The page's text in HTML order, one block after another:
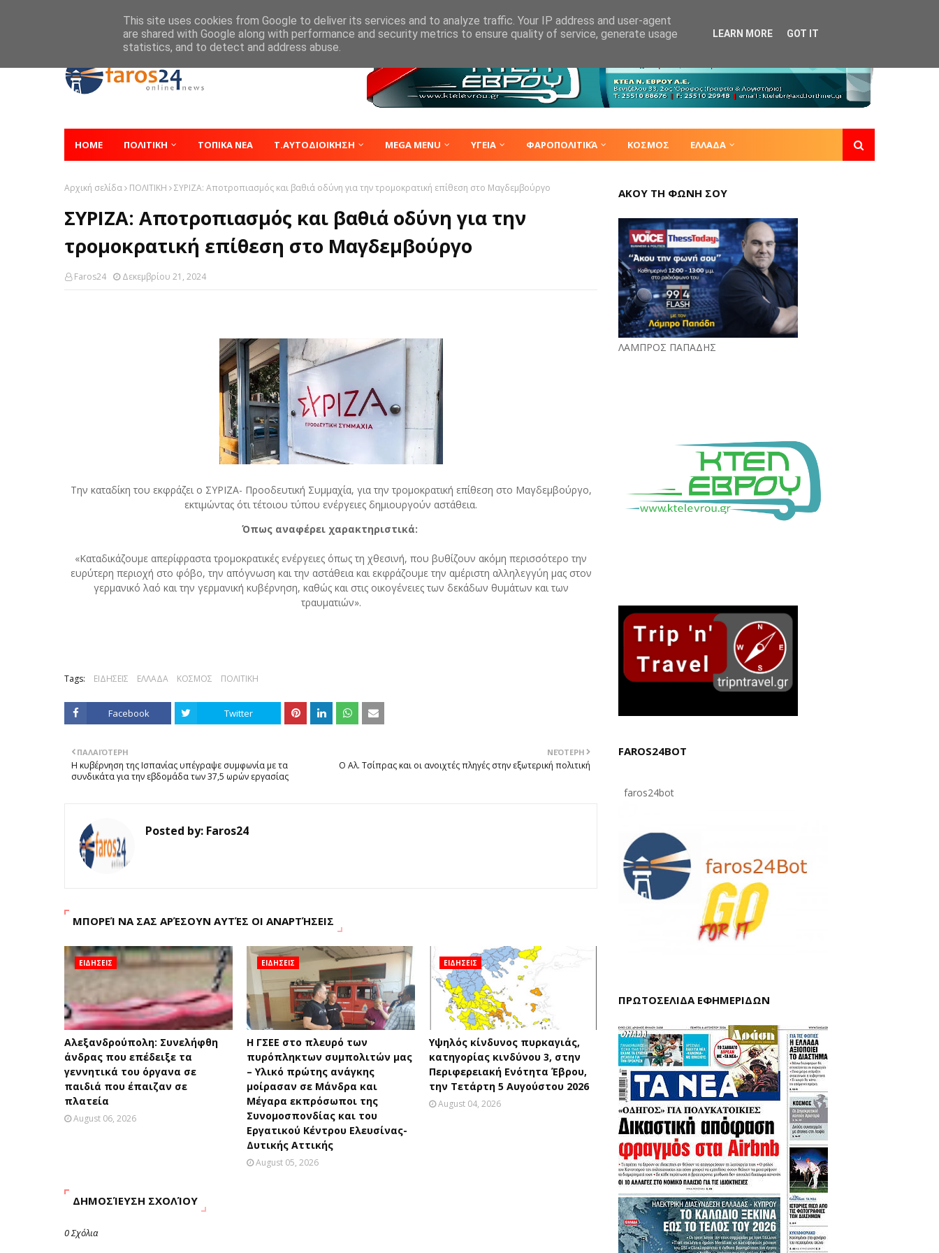
HOME ΠΟΛΙΤΙΚΗ ΤΟΠΙΚΑ ΝΕΑ Τ.ΑΥΤΟΔΙΟΙΚΗΣΗ MEGA MENU ΥΓΕΙΑ ΦΑΡΟΠΟΛΙΤΙΚΆ ΚΟΣΜΟΣ ΕΛΛΑΔΑ
Αρχική σελίδα ΠΟΛΙΤΙΚΗ ΣΥΡΙΖΑ: Αποτροπιασμός και βαθιά οδύνη για την τρομοκρατική επίθεση στο Μαγδεμβούργο
ΣΥΡΙΖΑ: Αποτροπιασμός και βαθιά οδύνη για την
τρομοκρατική επίθεση στο Μαγδεμβούργο
Faros24 Δεκεμβρίου 21, 2024
Την καταδίκη του εκφράζει ο ΣΥΡΙΖΑ- Προοδευτική Συμμαχία, για την τρομοκρατική επίθεση στο Μαγδεμβούργο,
εκτιμώντας ότι τέτοιου τύπου ενέργειες δημιουργούν αστάθεια.
Όπως αναφέρει χαρακτηριστικά:
«Καταδικάζουμε απερίφραστα τρομοκρατικές ενέργειες όπως τη χθεσινή, που βυθίζουν ακόμη περισσότερο την
ευρύτερη περιοχή στο φόβο, την απόγνωση και την αστάθεια και εκφράζουμε την αμέριστη αλληλεγγύη μας στον
γερμανικό λαό και την γερμανική κυβέρνηση, καθώς και στις οικογένειες των δεκάδων θυμάτων και των
τραυματιών».
Tags: ΕΙΔΗΣΕΙΣ ΕΛΛΑΔΑ ΚΟΣΜΟΣ ΠΟΛΙΤΙΚΗ
Facebook Twitter
ΝΕΌΤΕΡΗ
Ο Αλ. Τσίπρας και οι ανοιχτές πληγές στην εξωτερική πολιτική
ΠΑΛΑΙΌΤΕΡΗ
Η κυβέρνηση της Ισπανίας υπέγραψε συμφωνία με τα
συνδικάτα για την εβδομάδα των 37,5 ωρών εργασίας
Posted by: Faros24
ΜΠΟΡΕΊ ΝΑ ΣΑΣ ΑΡΈΣΟΥΝ ΑΥΤΈΣ ΟΙ ΑΝΑΡΤΉΣΕΙΣ
ΕΙΔΗΣΕΙΣ
Αλεξανδρούπολη: Συνελήφθη
άνδρας που επέδειξε τα
γεννητικά του όργανα σε
παιδιά που έπαιζαν σε
πλατεία
August 06, 2026
ΕΙΔΗΣΕΙΣ
H ΓΣΕΕ στο πλευρό των
πυρόπληκτων συμπολιτών μας
– Υλικό πρώτης ανάγκης
μοίρασαν σε Μάνδρα και
Μέγαρα εκπρόσωποι της
Συνομοσπονδίας και του
Εργατικού Κέντρου Ελευσίνας-
Δυτικής Αττικής
August 05, 2026
ΕΙΔΗΣΕΙΣ
Υψηλός κίνδυνος πυρκαγιάς,
κατηγορίας κινδύνου 3, στην
Περιφερειακή Ενότητα Έβρου,
την Τετάρτη 5 Αυγούστου 2026
August 04, 2026
ΔΗΜΟΣΊΕΥΣΗ ΣΧΟΛΊΟΥ
0 Σχόλια
ΑΚΟΥ ΤΗ ΦΩΝΗ ΣΟΥ
ΛΑΜΠΡΟΣ ΠΑΠΑΔΗΣ
FAROS24BOT
faros24bot
ΠΡΩΤΟΣΕΛΙΔΑ ΕΦΗΜΕΡΙΔΩΝ
This site uses cookies from Google to deliver its services and to analyze traffic. Your IP address and user-agent
are shared with Google along with performance and security metrics to ensure quality of service, generate usage
statistics, and to detect and address abuse.
LEARN MORE GOT IT